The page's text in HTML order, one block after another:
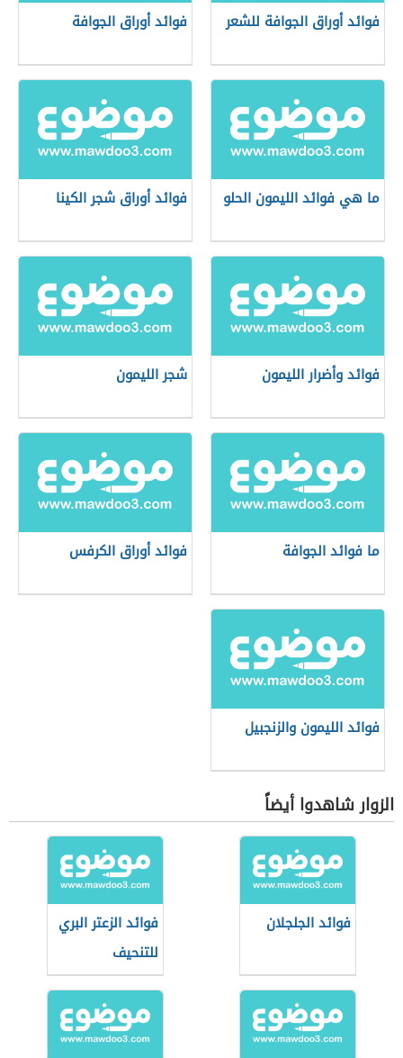
فوائد أوراق الجوافة للشعر فوائد أوراق الجوافة
ما هي فوائد الليمون الحلو فوائد أوراق شجر الكينا
فوائد وأضرار الليمون شجر الليمون
ما فوائد الجوافة فوائد أوراق الكرفس
فوائد الليمون والزنجبيل
الزوار شاهدوا أيضاً
فوائد الجلجلان
فوائد الزعتر البري
للتنحيف